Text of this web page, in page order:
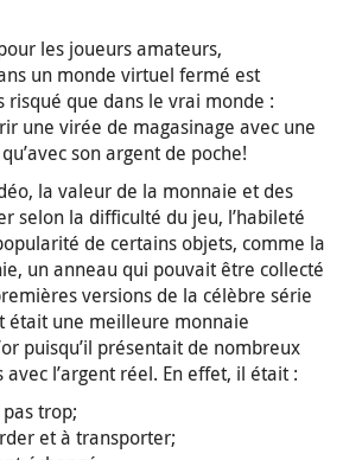
les joueurs amateurs,
un monde virtuel fermé est
risqué que dans le vrai monde :
une virée de magasinage avec une
son argent de poche!
la valeur de la monnaie et des
selon la difficulté du jeu, l’habileté
de certains objets, comme la
un anneau qui pouvait être collecté
versions de la célèbre série
était une meilleure monnaie
puisqu’il présentait de nombreux
l’argent réel. En effet, il était :
trop;
et à transporter;